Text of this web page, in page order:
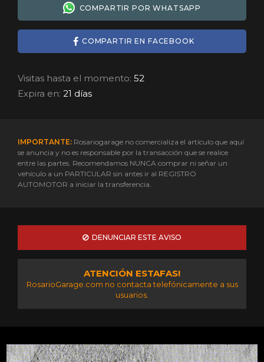
COMPARTIR POR WHATSAPP
COMPARTIR EN FACEBOOK
Visitas hasta el momento: 52
Expira en: 21 días
IMPORTANTE: Rosariogarage no comercializa el artículo que aquí
se anuncia y no es responsable por la transacción que se realice
entre las partes. Recomendamos NUNCA comprar ni señar un
vehículo a un PARTICULAR sin antes ir al REGISTRO
AUTOMOTOR a iniciar la transferencia.
DENUNCIAR ESTE AVISO
ATENCIÓN ESTAFAS!
RosarioGarage.com no contacta telefónicamente a sus
usuarios.